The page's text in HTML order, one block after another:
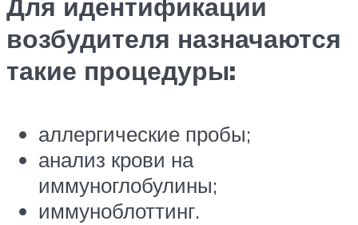
Для идентификации
возбудителя назначаются
такие процедуры:
аллергические пробы;
анализ крови на
иммуноглобулины;
иммуноблоттинг.